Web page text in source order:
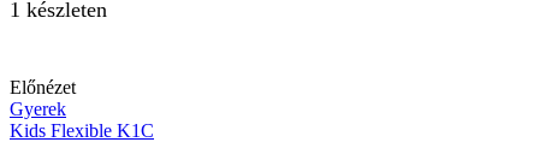
1 készleten
Előnézet
Gyerek
Kids Flexible K1C